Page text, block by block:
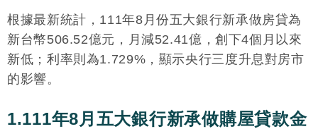
根據最新統計，111年8月份五大銀行新承做房貸為
新台幣506.52億元，月減52.41億，創下4個月以來
新低；利率則為1.729%，顯示央行三度升息對房市
的影響。
1.111年8月五大銀行新承做購屋貸款金